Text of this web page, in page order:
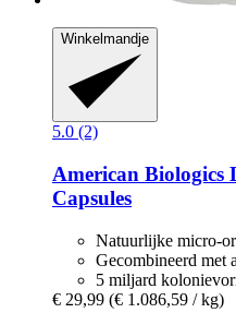
Winkelmandje
5.0 (2)
American Biologics
Capsules
Natuurlijke micro-
Gecombineerd met
5 miljard
€ 29,99 (€ 1.086,59 / kg)